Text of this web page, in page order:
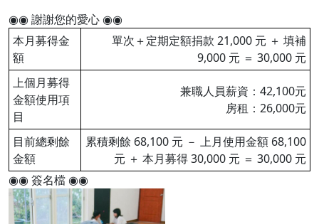
◉◉ 謝謝您的愛心 ◉◉
本月募得金
額
單次＋定期定額捐款 21,000 元 ＋ 填補
9,000 元 ＝ 30,000 元
上個月募得
金額使用項
目
兼職人員薪資：42,100元
房租：26,000元
目前總剩餘
金額
累積剩餘 68,100 元 － 上月使用金額 68,100
元 ＋ 本月募得 30,000 元 ＝ 30,000 元
◉◉ 簽名檔 ◉◉